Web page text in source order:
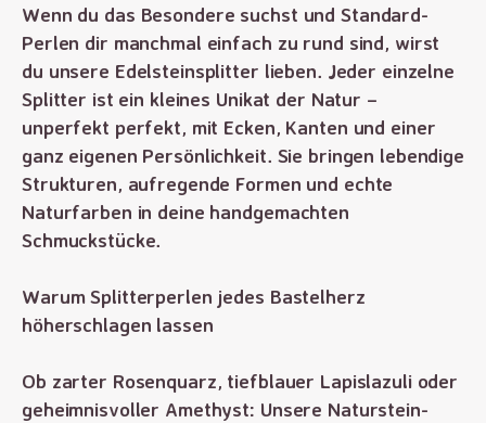
Wenn du das Besondere suchst und Standard-
Perlen dir manchmal einfach zu rund sind, wirst
du unsere Edelsteinsplitter lieben. Jeder einzelne
Splitter ist ein kleines Unikat der Natur –
unperfekt perfekt, mit Ecken, Kanten und einer
ganz eigenen Persönlichkeit. Sie bringen lebendige
Strukturen, aufregende Formen und echte
Naturfarben in deine handgemachten
Schmuckstücke.
Warum Splitterperlen jedes Bastelherz
höherschlagen lassen
Ob zarter Rosenquarz, tiefblauer Lapislazuli oder
geheimnisvoller Amethyst: Unsere Naturstein-